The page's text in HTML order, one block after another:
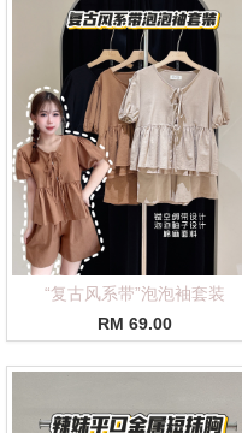
“复古风系带”泡泡袖套装
RM 69.00